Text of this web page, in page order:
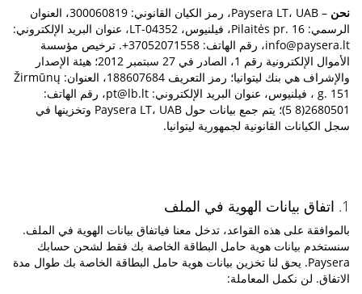
نحن
– Paysera LT، UAB، رمز الكيان القانوني: 300060819، العنوان
الرسمي: Pilaitės pr. 16، فيلنيوس، LT-04352، عنوان البريد الإلكتروني:
info@paysera.lt
، رقم الهاتف: 37052071558+. ترخيص مؤسسة
الأموال الإلكترونية رقم 1، الصادر في 27 سبتمبر 2012؛ هيئة الإصدار
والإشراف هي بنك ليتوانيا؛ رمز التعريف 188607684، العنوان: Žirmūnų
g. 151 ، فيلنيوس، عنوان البريد الإلكتروني:
pt@lb.lt، رقم الهاتف:
2680501(8 5)؛ يتم جمع بيانات حول Paysera LT، UAB وتخزينها في
سجل الكيانات القانونية لجمهورية ليتوانيا.
1. اتفاق بيانات الهوية في الملف
بالموافقة على هذه القواعد، تدخل معنا فياتفاق بيانات الهوية في الملف.
سنستخدم بيانات هوية حامل البطاقة الخاصة بك فقط لشحن حسابك
Paysera. يحق لنا تخزين بيانات هوية حامل البطاقة الخاصة بك طوال مدة
الاتفاق. لن نكمل المعاملة: